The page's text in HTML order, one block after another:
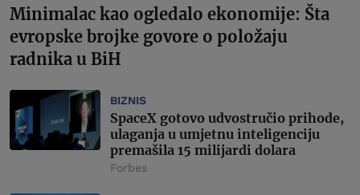
Minimalac kao ogledalo ekonomije: Šta
evropske brojke govore o položaju
radnika u BiH
BIZNIS
SpaceX gotovo udvostručio prihode,
ulaganja u umjetnu inteligenciju
premašila 15 milijardi dolara
Forbes